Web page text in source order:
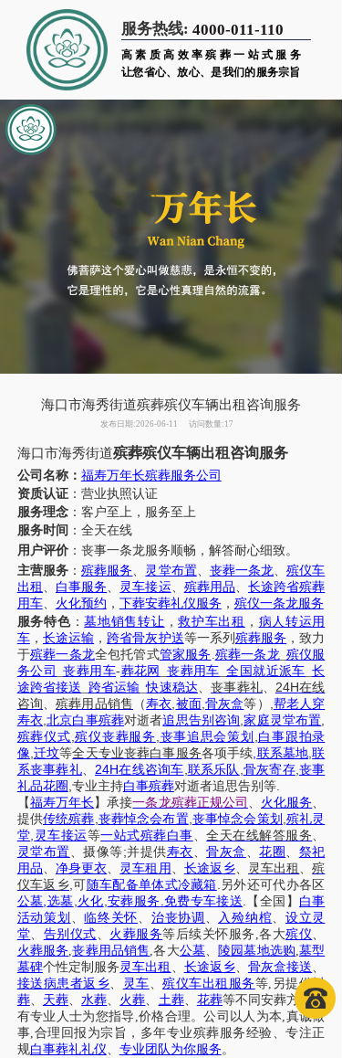
服务热线: 4000-011-110
高素质高效率殡葬一站式服务
让您省心、放心、是我们的服务宗旨
海口市海秀街道殡葬殡仪车辆出租咨询服务
发布日期:2026-06-11 访问数量:17
海口市海秀街道殡葬殡仪车辆出租咨询服务
公司名称： 福寿万年长殡葬服务公司
资质认证：营业执照认证
服务理念：客户至上，服务至上
服务时间 ：全天在线
用户评价：丧事一条龙服务顺畅，解答耐心细致。
主营服务 ：殡葬服务、 灵堂布置、 丧葬一条龙、殡仪车
出租 、 白事服务、 灵车接运、 殡葬用品、 长途跨省殡葬
用车、 火化预约 ， 下葬安葬礼仪服务 ， 殡仪一条龙服务
服务特色：墓地销售转让 ，救护车出租 ， 病人转运用
车， 长途运输 ，跨省骨灰护送等一系列 殡葬服务 ，致力
于殡葬一条龙全包托管式管家服务 .殡葬一条龙_ 殡仪服
务公司
_丧葬用车-葬花网 丧葬用车 全国就近派车 长
途跨省接送 跨省运输 _快速稳达、丧事葬礼、 24H在线
咨询、殡葬用品销售 （寿衣 被面, 骨灰盒等）
帮老人穿
寿衣 ,北京白事殡葬对逝者追思告别咨询 ,家庭灵堂布置
殡葬仪式 殡仪丧葬服务 丧事追思会策划 白事跟拍录
像 迁坟等全天专业丧葬白事服务各项手续 联系墓地 ,联
系丧事葬礼、24H在线咨询车 联系乐队 骨灰寄存, 丧事
礼品花圈 专业主持白事殡葬对逝者追思告别等.
【福寿万年长 】承接一条龙殡葬正规公司 、 火化服务、
提供传统殡葬 丧葬悼念会布置, 丧事悼念会策划 殡礼灵
堂 灵车接运等一站式殡葬白事、全天在线解答服务、
灵堂布置、摄像等;并提供寿衣、骨灰盒 、花圈 、 祭祀
用品、 净身更衣、 灵车租用 、 长途返乡、 灵车出租 、殡
仪车返乡 可 随车配备单体式冷藏箱 另外还可代办各区
公墓 选墓 火化 安葬服务 免费专车接送 【全国】 白事
活动策划 、临终关怀、 治丧协调 、 入殓纳棺、 设立灵
堂、 告别仪式、 火葬服务等后续关怀服务 ,各大殡仪、
火葬服务,丧葬用品销售,各大公墓、 陵园墓地选购,墓型
墓碑个性定制服务 灵车出租 、 长途返乡、 骨灰盒接送、
接送病患者返乡、 灵车、殡仪车出租服务等,另提供
树
葬、 天葬、水葬、 火葬、 土葬、 花葬等不同安葬方式，
有专业人士为您指导,价格合理。公司以人为本,真诚做
事,合理回报为宗旨，多年专业殡葬服务经验、专注正
规白事葬礼礼仪、 专业团队为你服务。